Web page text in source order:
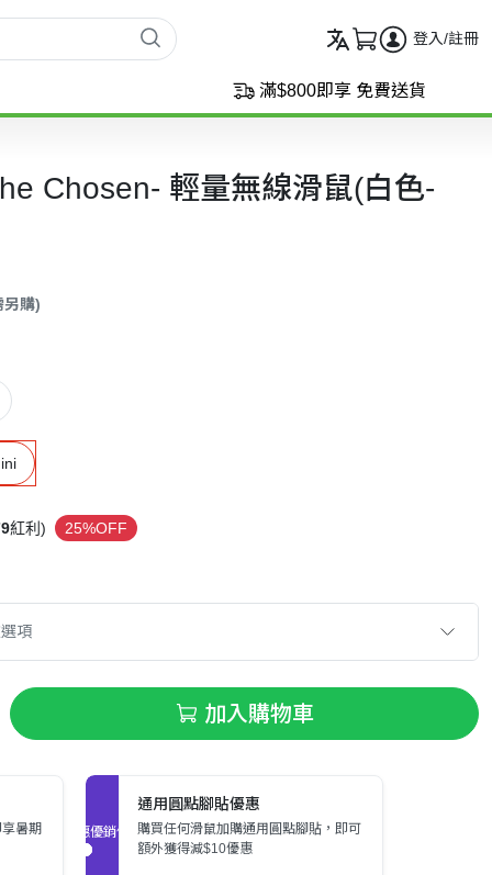
登入/註冊
滿$800即享 免費送貨
Chosen- 輕量無線滑鼠(白色-
另購)
紅利) 25%OFF
項
加入購物車
暑期 促銷優惠
通用圓點腳貼優惠
購買任何滑鼠加購通用圓點腳貼，即可
額外獲得減$10優惠